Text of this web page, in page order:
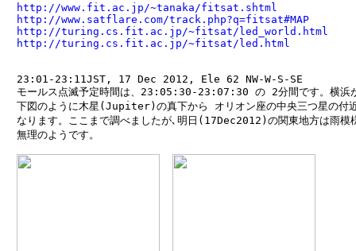
http://www.fit.ac.jp/~tanaka/fitsat.shtml
http://www.satflare.com/track.php?q=fitsat#MAP
http://turing.cs.fit.ac.jp/~fitsat/led_world.html
http://turing.cs.fit.ac.jp/~fitsat/led.html
23:01-23:11JST, 17 Dec 2012, Ele 62 NW-W-S-SE
モールス点滅予定時間は、23:05:30-23:07:30 の 2分間です。横浜
下図のように木星(Jupiter)の真下から オリオン座の中央三つ星の付
なります。ここまで調べましたが､明日(17Dec2012)の関東地方は雨模
無理のようです。